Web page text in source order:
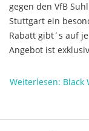
gegen den VfB
Stuttgart ein
Rabatt gibt´s auf
Angebot ist
Weiterlesen: Black